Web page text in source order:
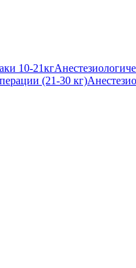
10-21кг
(21-30 кг)